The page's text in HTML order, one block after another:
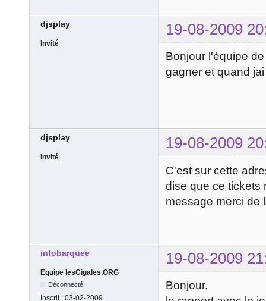
djsplay 19-08-2009
Invité
Bonjour l'équipe
gagner et quand
djsplay 19-08-2009
Invité
C'est sur cette
dise que ce tickets
message merci de
infobarquee 19-08-2009
Equipe lesCigales.ORG
Déconnecté
Inscrit : 03-02-2009
Bonjour,